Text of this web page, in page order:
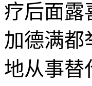
疗后面露
加德满都
地从事替